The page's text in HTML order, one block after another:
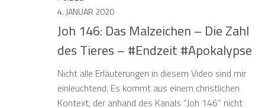
4. JANUAR 2020
Joh 146: Das Malzeichen – Die Zahl
des Tieres – #Endzeit #Apokalypse
Nicht alle Erläuterungen in diesem Video sind mir
einleuchtend. Es kommt aus einem christlichen
Kontext, der anhand des Kanals “Joh 146” nicht